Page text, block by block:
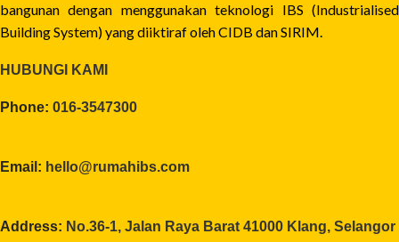
bangunan dengan menggunakan teknologi IBS (Industrialised
Building System) yang diiktiraf oleh CIDB dan SIRIM.
HUBUNGI KAMI
Phone: 016-3547300
Email: hello@rumahibs.com
Address: No.36-1, Jalan Raya Barat 41000 Klang, Selangor